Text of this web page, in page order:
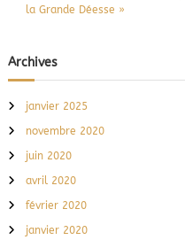
la Grande Déesse »
Archives
janvier 2025
novembre 2020
juin 2020
avril 2020
février 2020
janvier 2020